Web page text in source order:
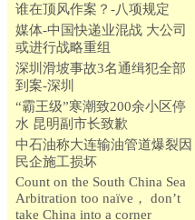
谁在顶风作案？-八项规定
媒体-中国快递业混战 大公司
或进行战略重组
深圳滑坡事故3名通缉犯全部
到案-深圳
“霸王级”寒潮致200余小区停
水 昆明副市长致歉
中石油称大连输油管道爆裂因
民企施工损坏
Count on the South China Sea
Arbitration too naïve， don’t
take China into a corner